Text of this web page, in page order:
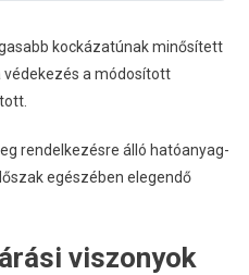
kockázatúnak minősített
a módosított
rendelkezésre álló hatóanyag-
egészében elegendő
viszonyok